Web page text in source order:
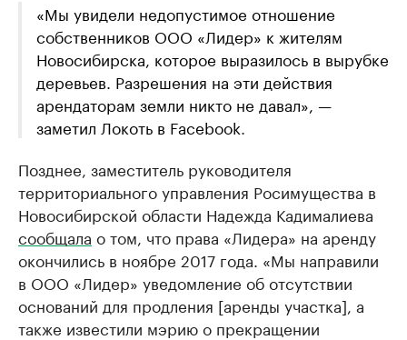
«Мы увидели недопустимое отношение
собственников ООО «Лидер» к жителям
Новосибирска, которое выразилось в вырубке
деревьев. Разрешения на эти действия
арендаторам земли никто не давал», —
заметил Локоть в Facebook
Позднее, заместитель руководителя
территориального управления Росимущества в
Новосибирской области Надежда Кадималиева
сообщала о том, что права «Лидера» на аренду
окончились в ноябре 2017 года. «Мы направили
в ООО «Лидер» уведомление об отсутствии
оснований для продления [аренды участка], а
также известили мэрию о прекращении